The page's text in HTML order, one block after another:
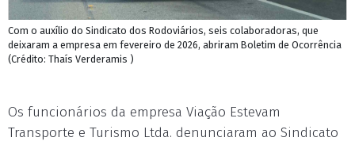
Com o auxílio do Sindicato dos Rodoviários, seis colaboradoras, que
deixaram a empresa em fevereiro de 2026, abriram Boletim de Ocorrência
(Crédito: Thaís Verderamis )
Os funcionários da empresa Viação Estevam
Transporte e Turismo Ltda. denunciaram ao Sindicato